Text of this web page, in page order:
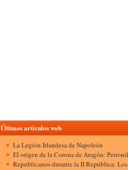
Últimos artículos web
La Legión Irlandesa de Napoleón
El origen de la Corona de Aragón:
Republicanos durante la II República: